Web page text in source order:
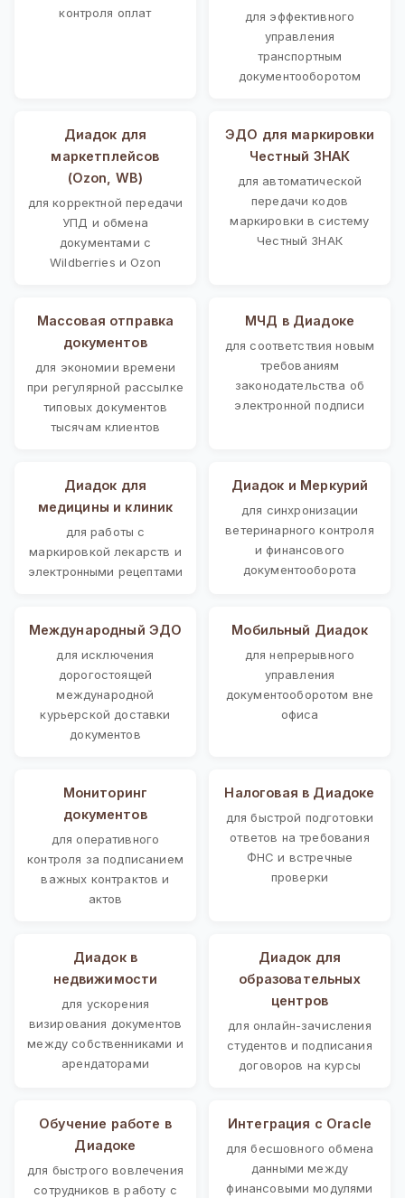
контроля оплат
для эффективного
управления
транспортным
документооборотом
Диадок для
маркетплейсов
(Ozon, WB)
для корректной передачи
УПД и обмена
документами с
Wildberries и Ozon
ЭДО для маркировки
Честный ЗНАК
для автоматической
передачи кодов
маркировки в систему
Честный ЗНАК
Массовая отправка
документов
для экономии времени
при регулярной рассылке
типовых документов
тысячам клиентов
МЧД в Диадоке
для соответствия новым
требованиям
законодательства об
электронной подписи
Диадок для
медицины и клиник
для работы с
маркировкой лекарств и
электронными рецептами
Диадок и Меркурий
для синхронизации
ветеринарного контроля
и финансового
документооборота
Международный ЭДО
для исключения
дорогостоящей
международной
курьерской доставки
документов
Мобильный Диадок
для непрерывного
управления
документооборотом вне
офиса
Мониторинг
документов
для оперативного
контроля за подписанием
важных контрактов и
актов
Налоговая в Диадоке
для быстрой подготовки
ответов на требования
ФНС и встречные
проверки
Диадок в
недвижимости
для ускорения
визирования документов
между собственниками и
арендаторами
Диадок для
образовательных
центров
для онлайн-зачисления
студентов и подписания
договоров на курсы
Обучение работе в
Диадоке
для быстрого вовлечения
сотрудников в работу с
Интеграция с Oracle
для бесшовного обмена
данными между
финансовыми модулями